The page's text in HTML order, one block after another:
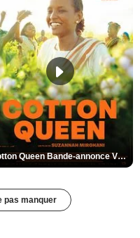
Cotton Queen Bande-annonce VO STFR
pas manquer